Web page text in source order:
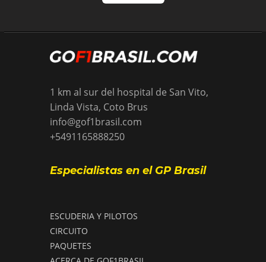
1 km al sur del hospital de San Vito,
Linda Vista, Coto Brus
info@gof1brasil.com
+5491165888250
Especialistas en el GP Brasil
ESCUDERIA Y PILOTOS
CIRCUITO
PAQUETES